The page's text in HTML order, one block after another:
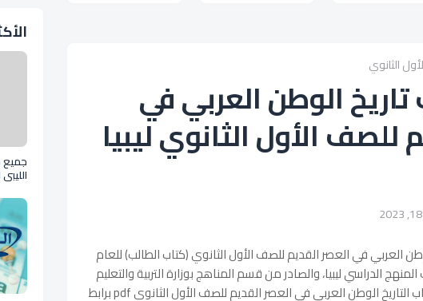
الثانوي
الوطن العربي في
للصف الأول الثانوي ليبيا
العربي في العصر القديم للصف الأول الثانوي (كتاب الطالب) للعام
الدراسي ليبيا، والصادر من قسم المناهج بوزارة التربية والتعليم
الليبية ويمكنك الان تحميل كتاب التاريخ الوطن العربي في العصر القديم للصف الأول الثانوي pdf برابط
جميع